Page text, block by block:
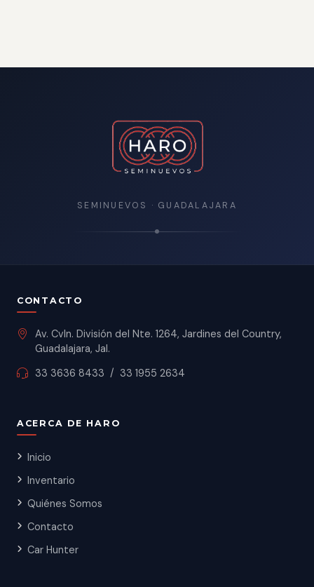
SEMINUEVOS · GUADALAJARA
CONTACTO
Av. Cvln. División del Nte. 1264, Jardines del Country,
Guadalajara, Jal.
33 3636 8433 / 33 1955 2634
ACERCA DE HARO
Inicio
Inventario
Quiénes Somos
Contacto
Car Hunter